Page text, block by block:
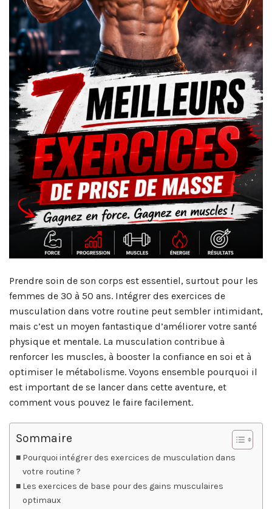
Prendre soin de son corps est essentiel, surtout pour les
femmes de 30 à 50 ans. Intégrer des exercices de
musculation dans votre routine peut sembler intimidant,
mais c’est un moyen fantastique d’améliorer votre santé
physique et mentale. La musculation contribue à
renforcer les muscles, à booster la confiance en soi et à
optimiser le métabolisme. Voyons ensemble pourquoi il
est important de se lancer dans cette aventure, et
comment vous pouvez le faire facilement.
Sommaire
Pourquoi intégrer des exercices de musculation dans
votre routine ?
Les exercices de base pour des gains musculaires
optimaux